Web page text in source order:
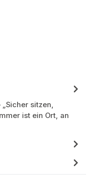
„Sicher sitzen,
ist ein Ort, an